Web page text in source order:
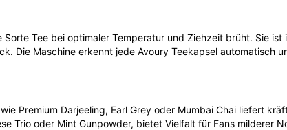
Tee bei optimaler Temperatur und Ziehzeit brüht. Sie ist
Die Maschine erkennt jede Avoury Teekapsel automatisch
Premium Darjeeling, Earl Grey oder Mumbai Chai liefert
Trio oder Mint Gunpowder, bietet Vielfalt für Fans milderer